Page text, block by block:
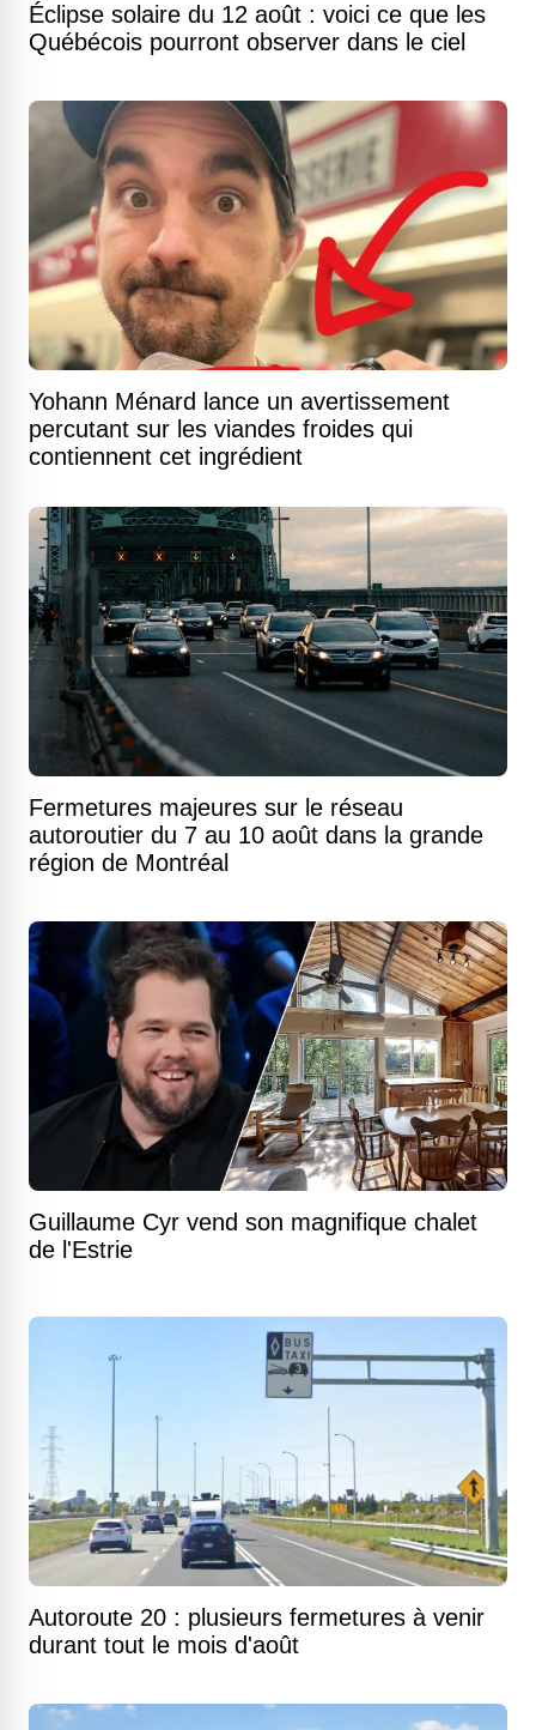
Éclipse solaire du 12 août : voici ce que les
Québécois pourront observer dans le ciel
Yohann Ménard lance un avertissement
percutant sur les viandes froides qui
contiennent cet ingrédient
Fermetures majeures sur le réseau
autoroutier du 7 au 10 août dans la grande
région de Montréal
Guillaume Cyr vend son magnifique chalet
de l'Estrie
Autoroute 20 : plusieurs fermetures à venir
durant tout le mois d'août